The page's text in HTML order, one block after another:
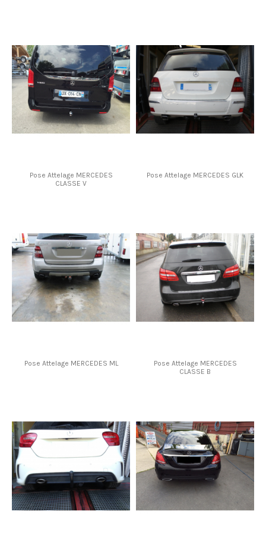
Pose Attelage MERCEDES
CLASSE V
Pose Attelage MERCEDES GLK
Pose Attelage MERCEDES ML
Pose Attelage MERCEDES
CLASSE B